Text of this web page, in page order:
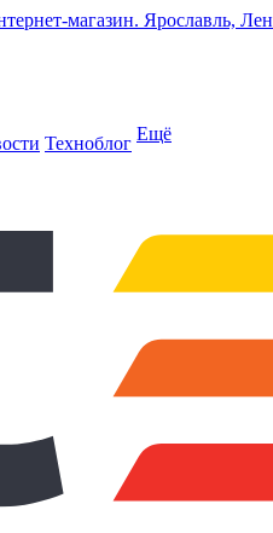
магазин. Ярославль,
Техноблог Ещё